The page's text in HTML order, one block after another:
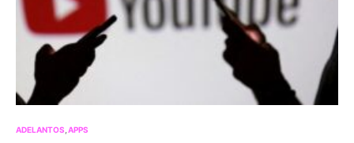
ADELANTOS APPS